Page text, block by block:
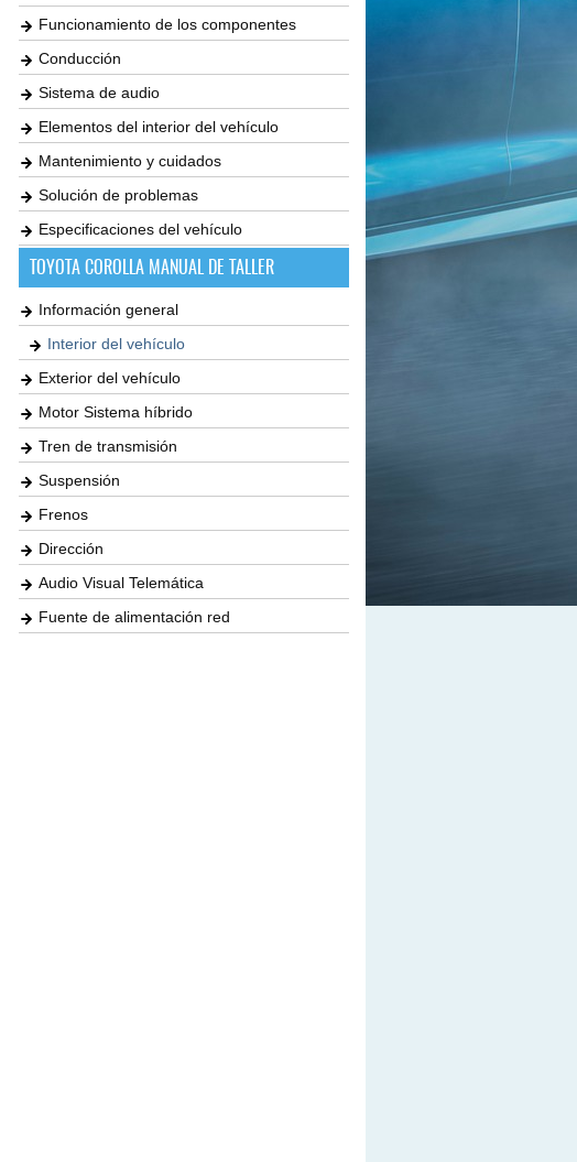
Funcionamiento de los componentes
Conducción
Sistema de audio
Elementos del interior del vehículo
Mantenimiento y cuidados
Solución de problemas
Especificaciones del vehículo
TOYOTA COROLLA MANUAL DE TALLER
Información general
Interior del vehículo
Exterior del vehículo
Motor Sistema híbrido
Tren de transmisión
Suspensión
Frenos
Dirección
Audio Visual Telemática
Fuente de alimentación red